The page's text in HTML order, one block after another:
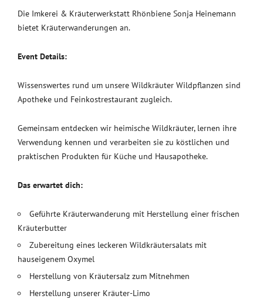
Die Imkerei & Kräuterwerkstatt Rhönbiene Sonja Heinemann
bietet Kräuterwanderungen an.
Event Details:
Wissenswertes rund um unsere Wildkräuter Wildpflanzen sind
Apotheke und Feinkostrestaurant zugleich.
Gemeinsam entdecken wir heimische Wildkräuter, lernen ihre
Verwendung kennen und verarbeiten sie zu köstlichen und
praktischen Produkten für Küche und Hausapotheke.
Das erwartet dich:
Geführte Kräuterwanderung mit Herstellung einer frischen
Kräuterbutter
Zubereitung eines leckeren Wildkräutersalats mit
hauseigenem Oxymel
Herstellung von Kräutersalz zum Mitnehmen
Herstellung unserer Kräuter-Limo